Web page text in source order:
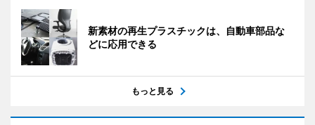
新素材の再生プラスチックは、自動車部品な
どに応用できる
もっと見る